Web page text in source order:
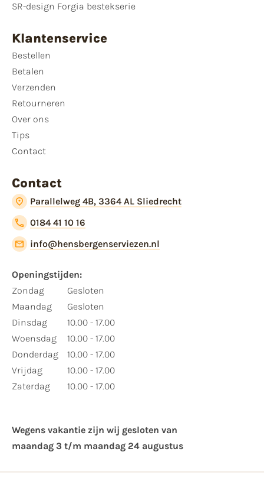
SR-design Forgia bestekserie
Klantenservice
Bestellen
Betalen
Verzenden
Retourneren
Over ons
Tips
Contact
Contact
Parallelweg 4B, 3364 AL Sliedrecht
0184 41 10 16
info@hensbergenserviezen.nl
Openingstijden:
Zondag
Maandag
Dinsdag
Woensdag
Donderdag
Vrijdag
Zaterdag
Gesloten
Gesloten
10.00 - 17.00
10.00 - 17.00
10.00 - 17.00
10.00 - 17.00
10.00 - 17.00
Wegens vakantie zijn wij gesloten van ​
maandag 3 t/m maandag 24 augustus